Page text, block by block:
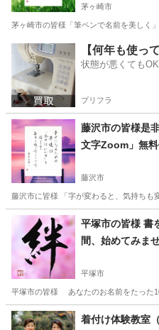
茅ヶ崎市
茅ヶ崎市の皆様「筆ペンで名前を美し
神奈川 茅ヶ崎市 書道 無料
【何年も使っ
状態が悪くても
プリフラ
藤沢市の皆様是
文字Zoom」無
藤沢市
藤沢市に皆様 「字が変わると、気持
神奈川 藤沢市 書道 文字
平塚市の皆様 書
間、始めてみま
て、ちょっと心
平塚市
平塚市の皆様 あなたのお名前をたった
神奈川 平塚市 書道 講座
着付け体験教室